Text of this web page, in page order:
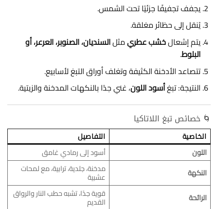
يجفف تجفيفًا جزئيًا تحت الشمس.
يُنقل إلى حظائر مغلقة.
يتم إشعالخشب عطريمثلالسنديان، الصنوبر، العرعر، أو
البلوط.
تتصاعد الأدخنة الكثيفة وتغلف أوراق التبغ لأسابيع.
النتيجة: تبغأسود اللون، غني جدًا بالنكهات المدخنة والزيتية.
🌀 خصائص تبغ اللاتاكيا
الخاصية
التفاصيل
اللون
أسود إلى رمادي غامق
النكهة
مدخنة، جلدية، ترابية، مع لمحات
عشبية
الرائحة
قوية جدًا، تشبه حطب النار والرواق
القديم